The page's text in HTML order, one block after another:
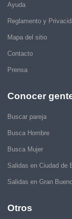
Ayuda
Reglamento y
Mapa del sitio
Contacto
Prensa
Conocer
Buscar pareja
Busca Hombre
Busca Mujer
Salidas en Ciudad de
Salidas en Gran
Otros